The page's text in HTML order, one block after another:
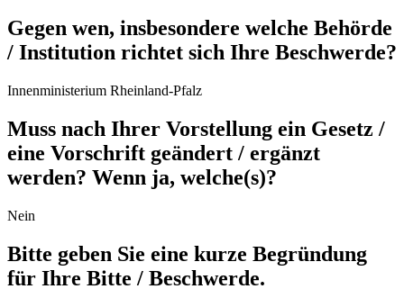
Gegen wen, insbesondere welche Behörde
/ Institution richtet sich Ihre Beschwerde?
Innenministerium Rheinland-Pfalz
Muss nach Ihrer Vorstellung ein Gesetz /
eine Vorschrift geändert / ergänzt
werden? Wenn ja, welche(s)?
Nein
Bitte geben Sie eine kurze Begründung
für Ihre Bitte / Beschwerde.